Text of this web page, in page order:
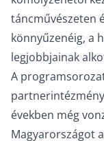
táncművészeten
könnyűzenéig, a
legjobbjainak
A
években még
Magyarországot